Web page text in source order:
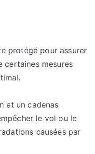
protégé pour assurer
certaines mesures
et un cadenas
le vol ou le
causées par